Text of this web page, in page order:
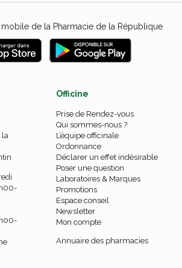
mobile de la Pharmacie de la République
la
Officine
Prise de Rendez-vous
Qui sommes-nous ?
L’équipe officinale
Ordonnance
Déclarer un effet indésirable
Poser une question
Laboratoires & Marques
Promotions
Espace conseil
Newsletter
Mon compte
Annuaire des pharmacies